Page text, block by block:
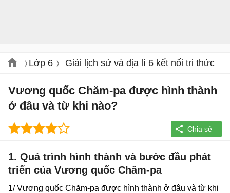
Lớp 6 Giải lịch sử và địa lí 6 kết nối tri thức
Vương quốc Chăm-pa được hình thành
ở đâu và từ khi nào?
1. Quá trình hình thành và bước đầu phát
triển của Vương quốc Chăm-pa
1/ Vương quốc Chăm-pa được hình thành ở đâu và từ khi